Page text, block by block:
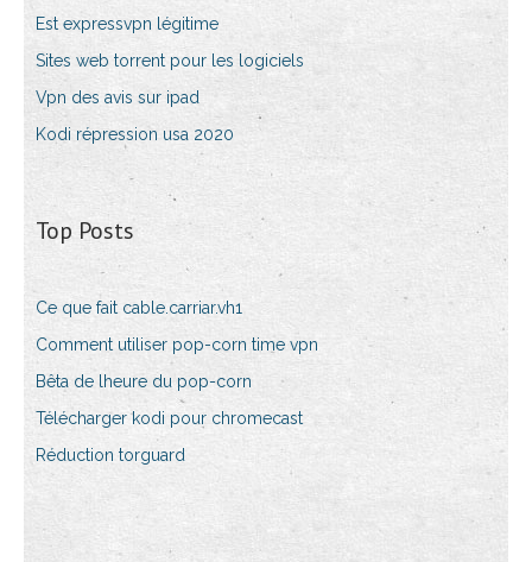
Est expressvpn légitime
Sites web torrent pour les logiciels
Vpn des avis sur ipad
Kodi répression usa 2020
Top Posts
Ce que fait cable.carriar.vh1
Comment utiliser pop-corn time vpn
Bêta de lheure du pop-corn
Télécharger kodi pour chromecast
Réduction torguard